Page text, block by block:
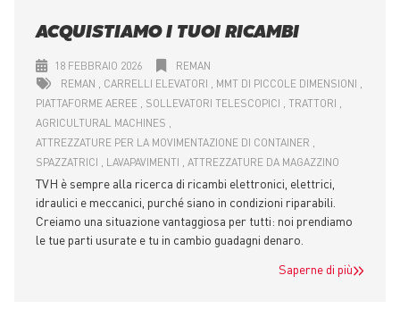
ACQUISTIAMO I TUOI RICAMBI
18 FEBBRAIO 2026
REMAN
REMAN
CARRELLI ELEVATORI
MMT DI PICCOLE DIMENSIONI
PIATTAFORME AEREE
SOLLEVATORI TELESCOPICI
TRATTORI
AGRICULTURAL MACHINES
ATTREZZATURE PER LA MOVIMENTAZIONE DI CONTAINER
SPAZZATRICI
LAVAPAVIMENTI ATTREZZATURE DA MAGAZZINO
TVH è sempre alla ricerca di ricambi elettronici, elettrici,
idraulici e meccanici, purché siano in condizioni riparabili.
Creiamo una situazione vantaggiosa per tutti: noi prendiamo
le tue parti usurate e tu in cambio guadagni denaro.
Saperne di più